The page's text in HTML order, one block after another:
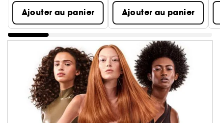
Ajouter au panier Ajouter au panier